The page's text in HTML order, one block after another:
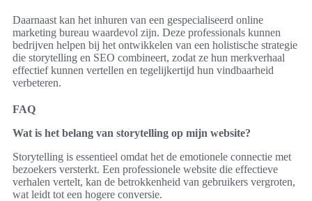
Daarnaast kan het inhuren van een gespecialiseerd online
marketing bureau waardevol zijn. Deze professionals kunnen
bedrijven helpen bij het ontwikkelen van een holistische strategie
die storytelling en SEO combineert, zodat ze hun merkverhaal
effectief kunnen vertellen en tegelijkertijd hun vindbaarheid
verbeteren.
FAQ
Wat is het belang van storytelling op mijn website?
Storytelling is essentieel omdat het de emotionele connectie met
bezoekers versterkt. Een professionele website die effectieve
verhalen vertelt, kan de betrokkenheid van gebruikers vergroten,
wat leidt tot een hogere conversie.